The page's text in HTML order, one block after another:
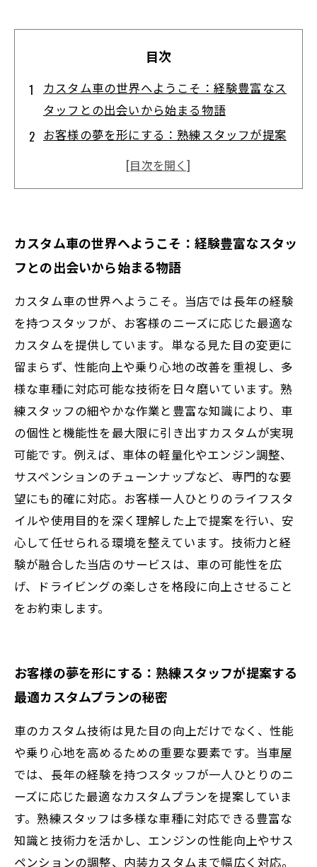
目次
カスタム車の世界へようこそ：経験豊富なス
タッフとの出会いから始まる物語
お客様の夢を形にする：熟練スタッフが提案
する最適カスタムプランの秘密
のポイントとスタッフの情熱
完成したカスタムカーの感動体験：車の可能
性を最大限に引き出すプロの技術
なぜ経験豊富なスタッフが選ばれるのか？安
心と信頼のカスタム車屋の秘密
最新技術と長年の知識が融合：車屋のカスタ
ム技術がもたらす未来の乗り心地
カスタム車の世界へようこそ：経験豊富なスタッ
フとの出会いから始まる物語
カスタム車の世界へようこそ。当店では長年の経験
を持つスタッフが、お客様のニーズに応じた最適な
カスタムを提供しています。単なる見た目の変更に
留まらず、性能向上や乗り心地の改善を重視し、多
様な車種に対応可能な技術を日々磨いています。熟
練スタッフの細やかな作業と豊富な知識により、車
の個性と機能性を最大限に引き出すカスタムが実現
可能です。例えば、車体の軽量化やエンジン調整、
サスペンションのチューンナップなど、専門的な要
望にも的確に対応。お客様一人ひとりのライフスタ
イルや使用目的を深く理解した上で提案を行い、安
心して任せられる環境を整えています。技術力と経
験が融合した当店のサービスは、車の可能性を広
げ、ドライビングの楽しさを格段に向上させること
をお約束します。
お客様の夢を形にする：熟練スタッフが提案する
最適カスタムプランの秘密
車のカスタム技術は見た目の向上だけでなく、性能
や乗り心地を高めるための重要な要素です。当車屋
では、長年の経験を持つスタッフが一人ひとりのニ
ーズに応じた最適なカスタムプランを提案していま
す。熟練スタッフは多様な車種に対応できる豊富な
知識と技術力を活かし、エンジンの性能向上やサス
ペンションの調整、内装カスタムまで幅広く対応。